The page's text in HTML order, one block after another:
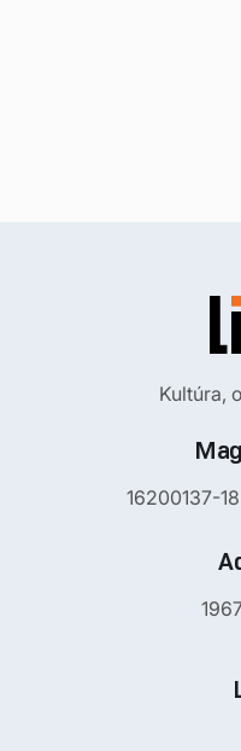
Kultúra,
16200137-